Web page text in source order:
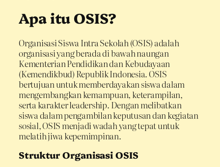
Apa itu OSIS?
Organisasi Siswa Intra Sekolah (OSIS) adalah
organisasi yang berada di bawah naungan
Kementerian Pendidikan dan Kebudayaan
(Kemendikbud) Republik Indonesia. OSIS
bertujuan untuk memberdayakan siswa dalam
mengembangkan kemampuan, keterampilan,
serta karakter leadership. Dengan melibatkan
siswa dalam pengambilan keputusan dan kegiatan
sosial, OSIS menjadi wadah yang tepat untuk
melatih jiwa kepemimpinan.
Struktur Organisasi OSIS